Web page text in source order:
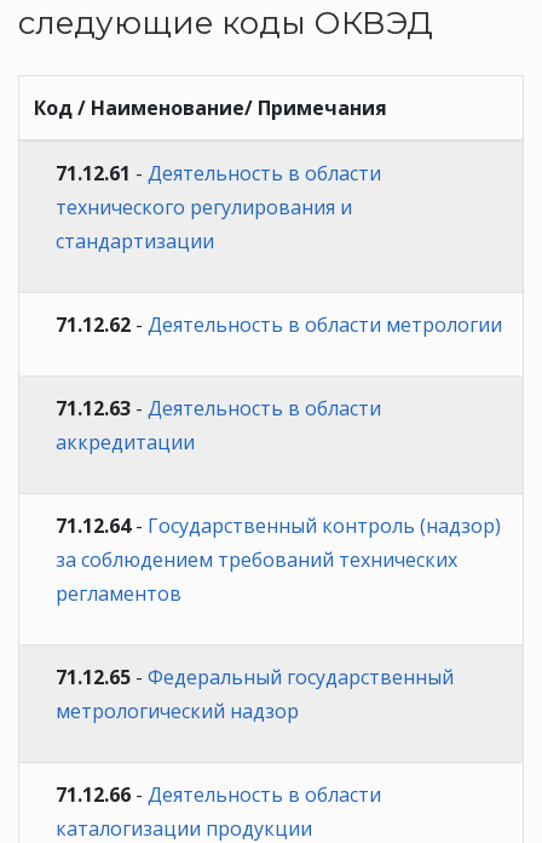
следующие коды ОКВЭД
Код / Наименование/ Примечания
71.12.61 - Деятельность в области
технического регулирования и
стандартизации
71.12.62 - Деятельность в области метрологии
71.12.63 - Деятельность в области
аккредитации
71.12.64- Государственный контроль (надзор)
за соблюдением требований технических
регламентов
71.12.65 - Федеральный государственный
метрологический надзор
71.12.66 - Деятельность в области
каталогизации продукции